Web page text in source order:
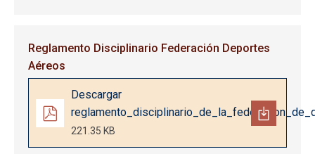
Reglamento Disciplinario Federación Deportes
Aéreos
Documento
Descargar
221.35 KB